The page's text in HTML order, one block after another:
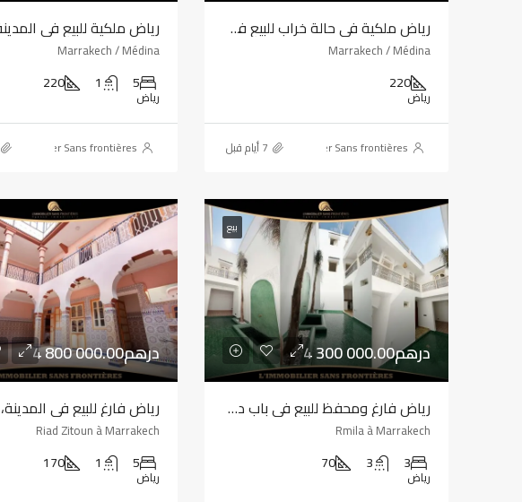
رياض ملكية في حالة خراب للبيع في المدينة العتيقة، مراكش – 220 م²
Marrakech / Médina
220
رياض
L'immobilier Sans frontières
Marrakech / Médina
5
1
220
رياض
L'immobilier Sans frontières
بيع
4 300 000.00درهم
رياض فارغ ومحفظ للبيع في باب دكالة، مراكش – 3 أجنحة – سطح كبير مجهز
Rmila à Marrakech
3
3
70
رياض
4 800 000.00درهم
Riad Zitoun à Marrakech
5
1
170
رياض